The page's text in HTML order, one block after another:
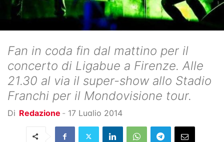
Fan in coda fin dal mattino per il
concerto di Ligabue a Firenze. Alle
21.30 al via il super-show allo Stadio
Franchi per il Mondovisione tour.
Di Redazione - 17 Luglio 2014